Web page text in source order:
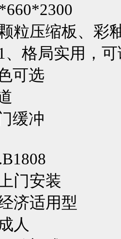
粒压缩板、彩
、格局实用，
选
冲
门安装
济适用型
人